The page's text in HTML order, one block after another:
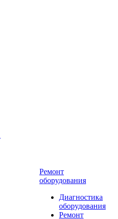
Ремонт
оборудования
Диагностика
оборудования
Ремонт